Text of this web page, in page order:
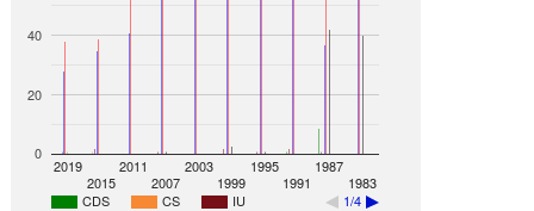
CDS CS IU 1/4
2019
2015
2011
2007
2003
1999
1995
1991
1987
1983
0
20
40